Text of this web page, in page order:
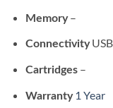
Memory–
Connectivity
Cartridges–
Warranty 1 Year